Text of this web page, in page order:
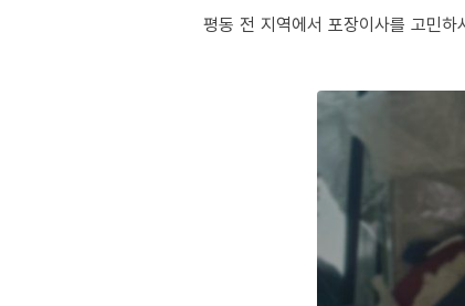
평동 전 지역에서 포장이사를 고민